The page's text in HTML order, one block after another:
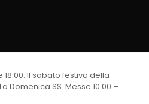
18.00. Il sabato festiva della
Domenica SS. Messe 10.00 –